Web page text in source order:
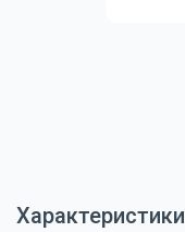
Характеристики